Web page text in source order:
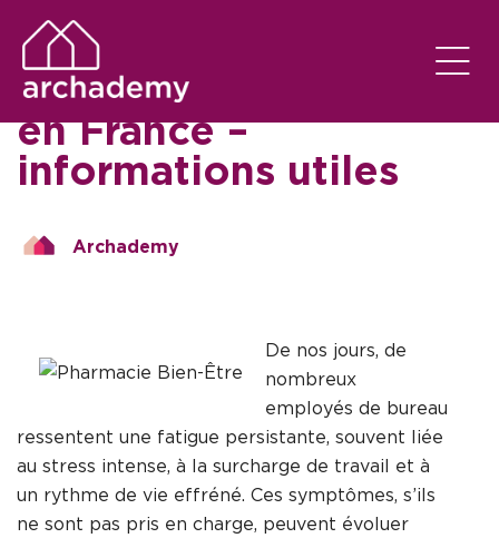
SEM CATEGORIA
Pharmacie Bien-Être
en France –
informations utiles
Archademy
De nos jours, de
nombreux
employés de bureau
ressentent une fatigue persistante, souvent liée
au stress intense, à la surcharge de travail et à
un rythme de vie effréné. Ces symptômes, s’ils
ne sont pas pris en charge, peuvent évoluer